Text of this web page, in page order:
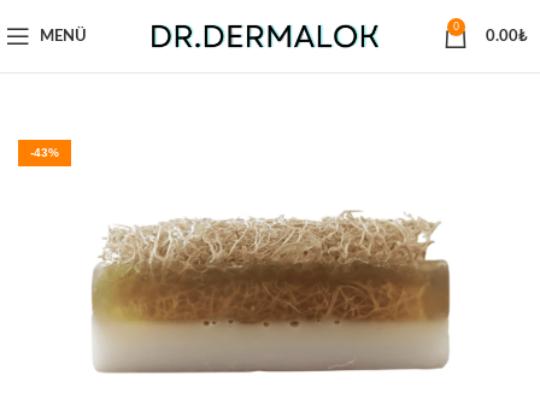
MENÜ
0
0.00₺
-43%